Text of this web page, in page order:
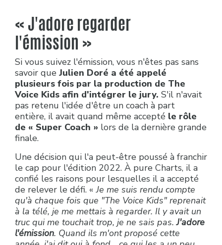
« J'adore regarder
l'émission »
Si vous suivez l'émission, vous n'êtes pas sans
savoir que Julien Doré a été appelé
plusieurs fois par la production de The
Voice Kids afin d'intégrer le jury. S'il n'avait
pas retenu l'idée d'être un coach à part
entière, il avait quand même accepté le rôle
de « Super Coach » lors de la dernière grande
finale.
Une décision qui l'a peut-être poussé à franchir
le cap pour l'édition 2022. À pure Charts, il a
confié les raisons pour lesquelles il a accepté
de relever le défi. «Je me suis rendu compte
qu'à chaque fois que "The Voice Kids" reprenait
à la télé, je me mettais à regarder. Il y avait un
truc qui me touchait trop, je ne sais pas.J'adore
l'émission. Quand ils m'ont proposé cette